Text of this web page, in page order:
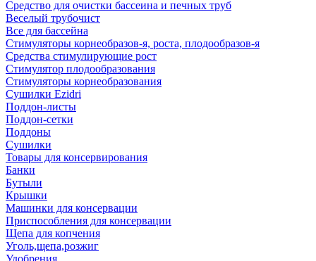
Средство для очистки бассеина и печных труб
Веселый трубочист
Все для бассейна
Стимуляторы корнеобразов-я, роста, плодообразов-я
Средства стимулирующие рост
Стимулятор плодообразования
Стимуляторы корнеобразования
Сушилки Ezidri
Поддон-листы
Поддон-сетки
Поддоны
Сушилки
Товары для консервирования
Банки
Бутыли
Крышки
Машинки для консервации
Приспособления для консервации
Щепа для копчения
Уголь,щепа,розжиг
Удобрения